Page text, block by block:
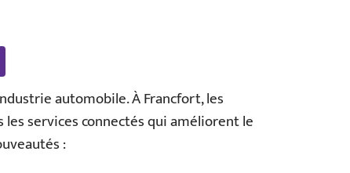
automobile. À Francfort, les
services connectés qui améliorent le
: